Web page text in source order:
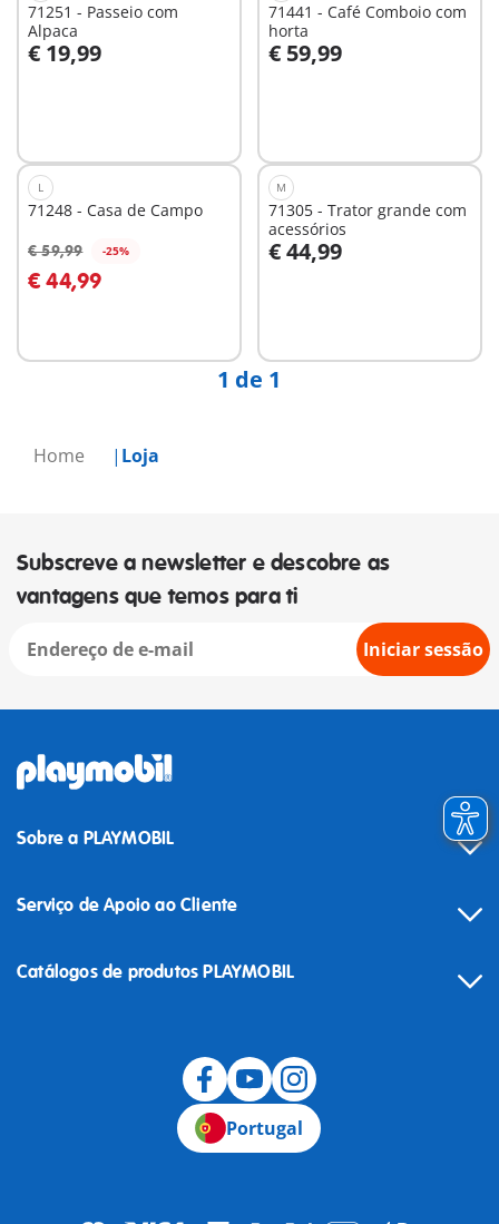
Home Loja
71251 - Passeio com
Alpaca
€ 19,99
71441 - Café Comboio com
horta
€ 59,99
L
71248 - Casa de Campo
€ 59,99 -25%
€ 44,99
M
71305 - Trator grande com
acessórios
€ 44,99
1 de 1
Subscreve a newsletter e descobre as
vantagens que temos para ti
Iniciar sessão
Sobre a PLAYMOBIL
Serviço de Apoio ao Cliente
Catálogos de produtos PLAYMOBIL
Portugal